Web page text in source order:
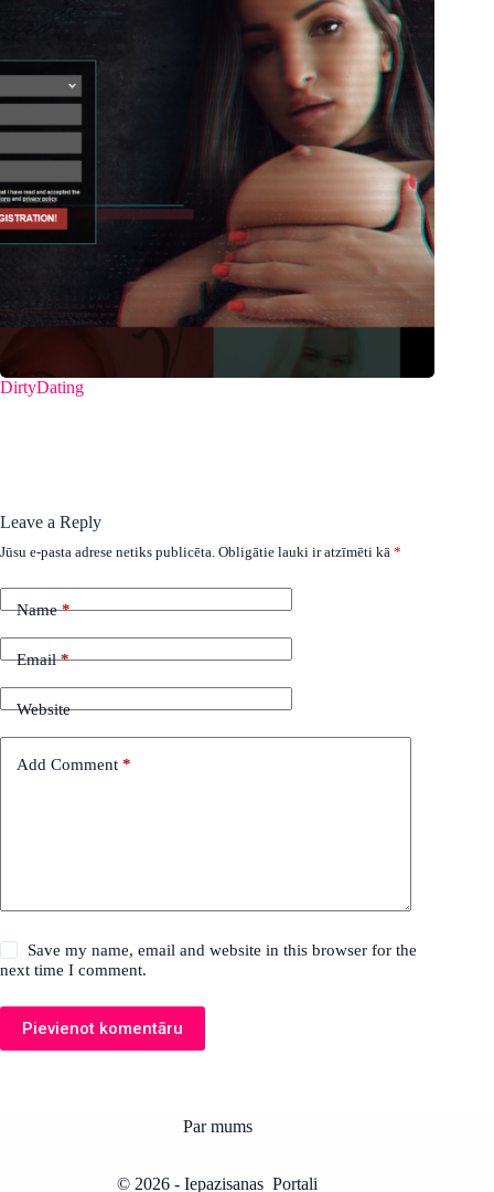
DirtyDating
Leave a Reply
Jūsu e-pasta adrese netiks publicēta. Obligātie lauki ir atzīmēti kā *
Name*
Email*
Website
Add Comment *
Save my name, email and website in this browser for the
next time I comment.
Pievienot komentāru
Par mums
© 2026 -Iepazisanas Portali